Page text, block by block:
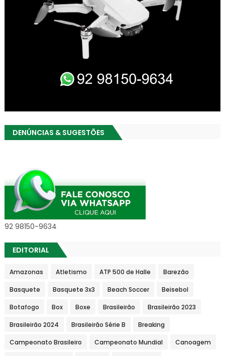
DENÚNCIAS & SUGESTÕES
92 98150-9634
EDITORIAL
Amazonas Atletismo ATP 500 de Halle Barezão
Basquete Basquete 3x3 Beach Soccer Beisebol
Botafogo Box Boxe Brasileirão Brasileirão 2023
Brasileirão 2024 Brasileirão Série B Breaking
Campeonato Brasileiro Campeonato Mundial Canoagem